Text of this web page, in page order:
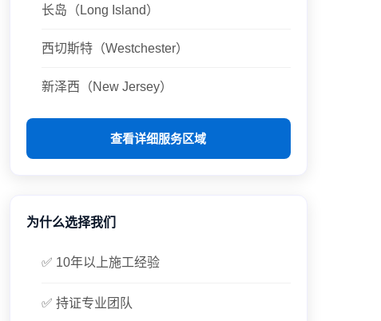
长岛（Long Island）
西切斯特（Westchester）
新泽西（New Jersey）
查看详细服务区域
为什么选择我们
✅ 10年以上施工经验
✅ 持证专业团队